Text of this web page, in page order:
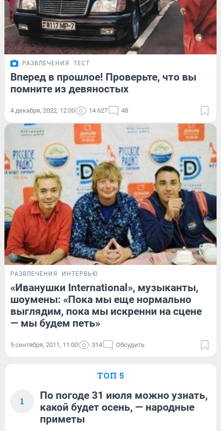
РАЗВЛЕЧЕНИЯ ТЕСТ
Вперед в прошлое! Проверьте, что вы
помните из девяностых
4 декабря, 2022, 12:00 14 627 48
РАЗВЛЕЧЕНИЯ ИНТЕРВЬЮ
«Иванушки International», музыканты,
шоумены: «Пока мы еще нормально
выглядим, пока мы искренни на сцене
— мы будем петь»
5 сентября, 2011, 11:00 314 Обсудить
ТОП 5
1
По погоде 31 июля можно узнать,
какой будет осень, — народные
приметы